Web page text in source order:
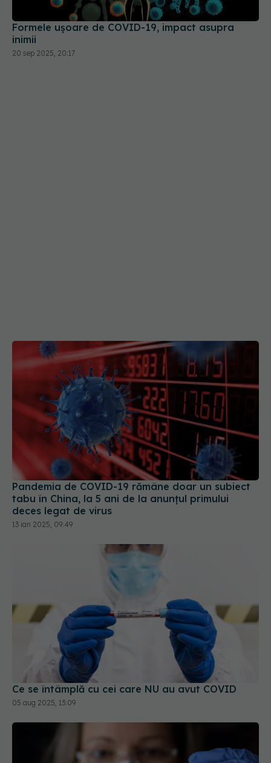
20 sep 2025, 20:17
Pandemia de COVID-19 rămâne doar un subiect
tabu în China, la 5 ani de la anunțul primului
deces legat de virus
13 ian 2025, 09:49
Ce se întâmplă cu cei care NU au avut COVID
05 aug 2025, 13:09